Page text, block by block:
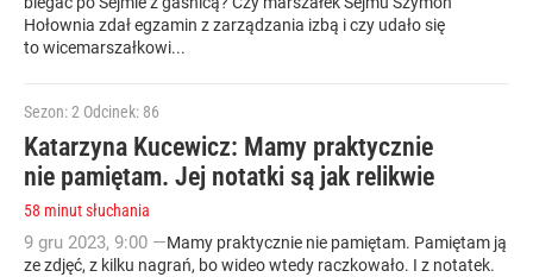
Hołownia zdał egzamin z zarządzania izbą i czy udało się
to wicemarszałkowi...
Sezon: 2 Odcinek: 86
Katarzyna Kucewicz: Mamy praktycznie
nie pamiętam. Jej notatki są jak relikwie
58 minut słuchania
9 gru 2023, 9:00 —Mamy praktycznie nie pamiętam. Pamiętam ją
ze zdjęć, z kilku nagrań, bo wideo wtedy raczkowało. I z notatek.